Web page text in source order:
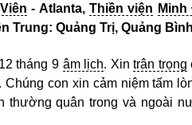
- Atlanta,Thiền viện
Trung: Quảng Trị, Quảng
tháng 9 âm lịch. Xintrân trọng
. Chúng con xin cảm niệm tấm
thường quân trong và ngoài